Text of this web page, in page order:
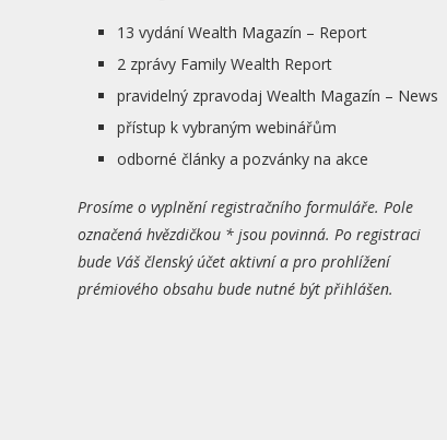
13 vydání Wealth Magazín – Report
2 zprávy Family Wealth Report
pravidelný zpravodaj Wealth Magazín – News
přístup k vybraným webinářům
odborné články a pozvánky na akce
Prosíme o vyplnění registračního formuláře. Pole
označená hvězdičkou * jsou povinná. Po registraci
bude Váš členský účet aktivní a pro prohlížení
prémiového obsahu bude nutné být přihlášen.